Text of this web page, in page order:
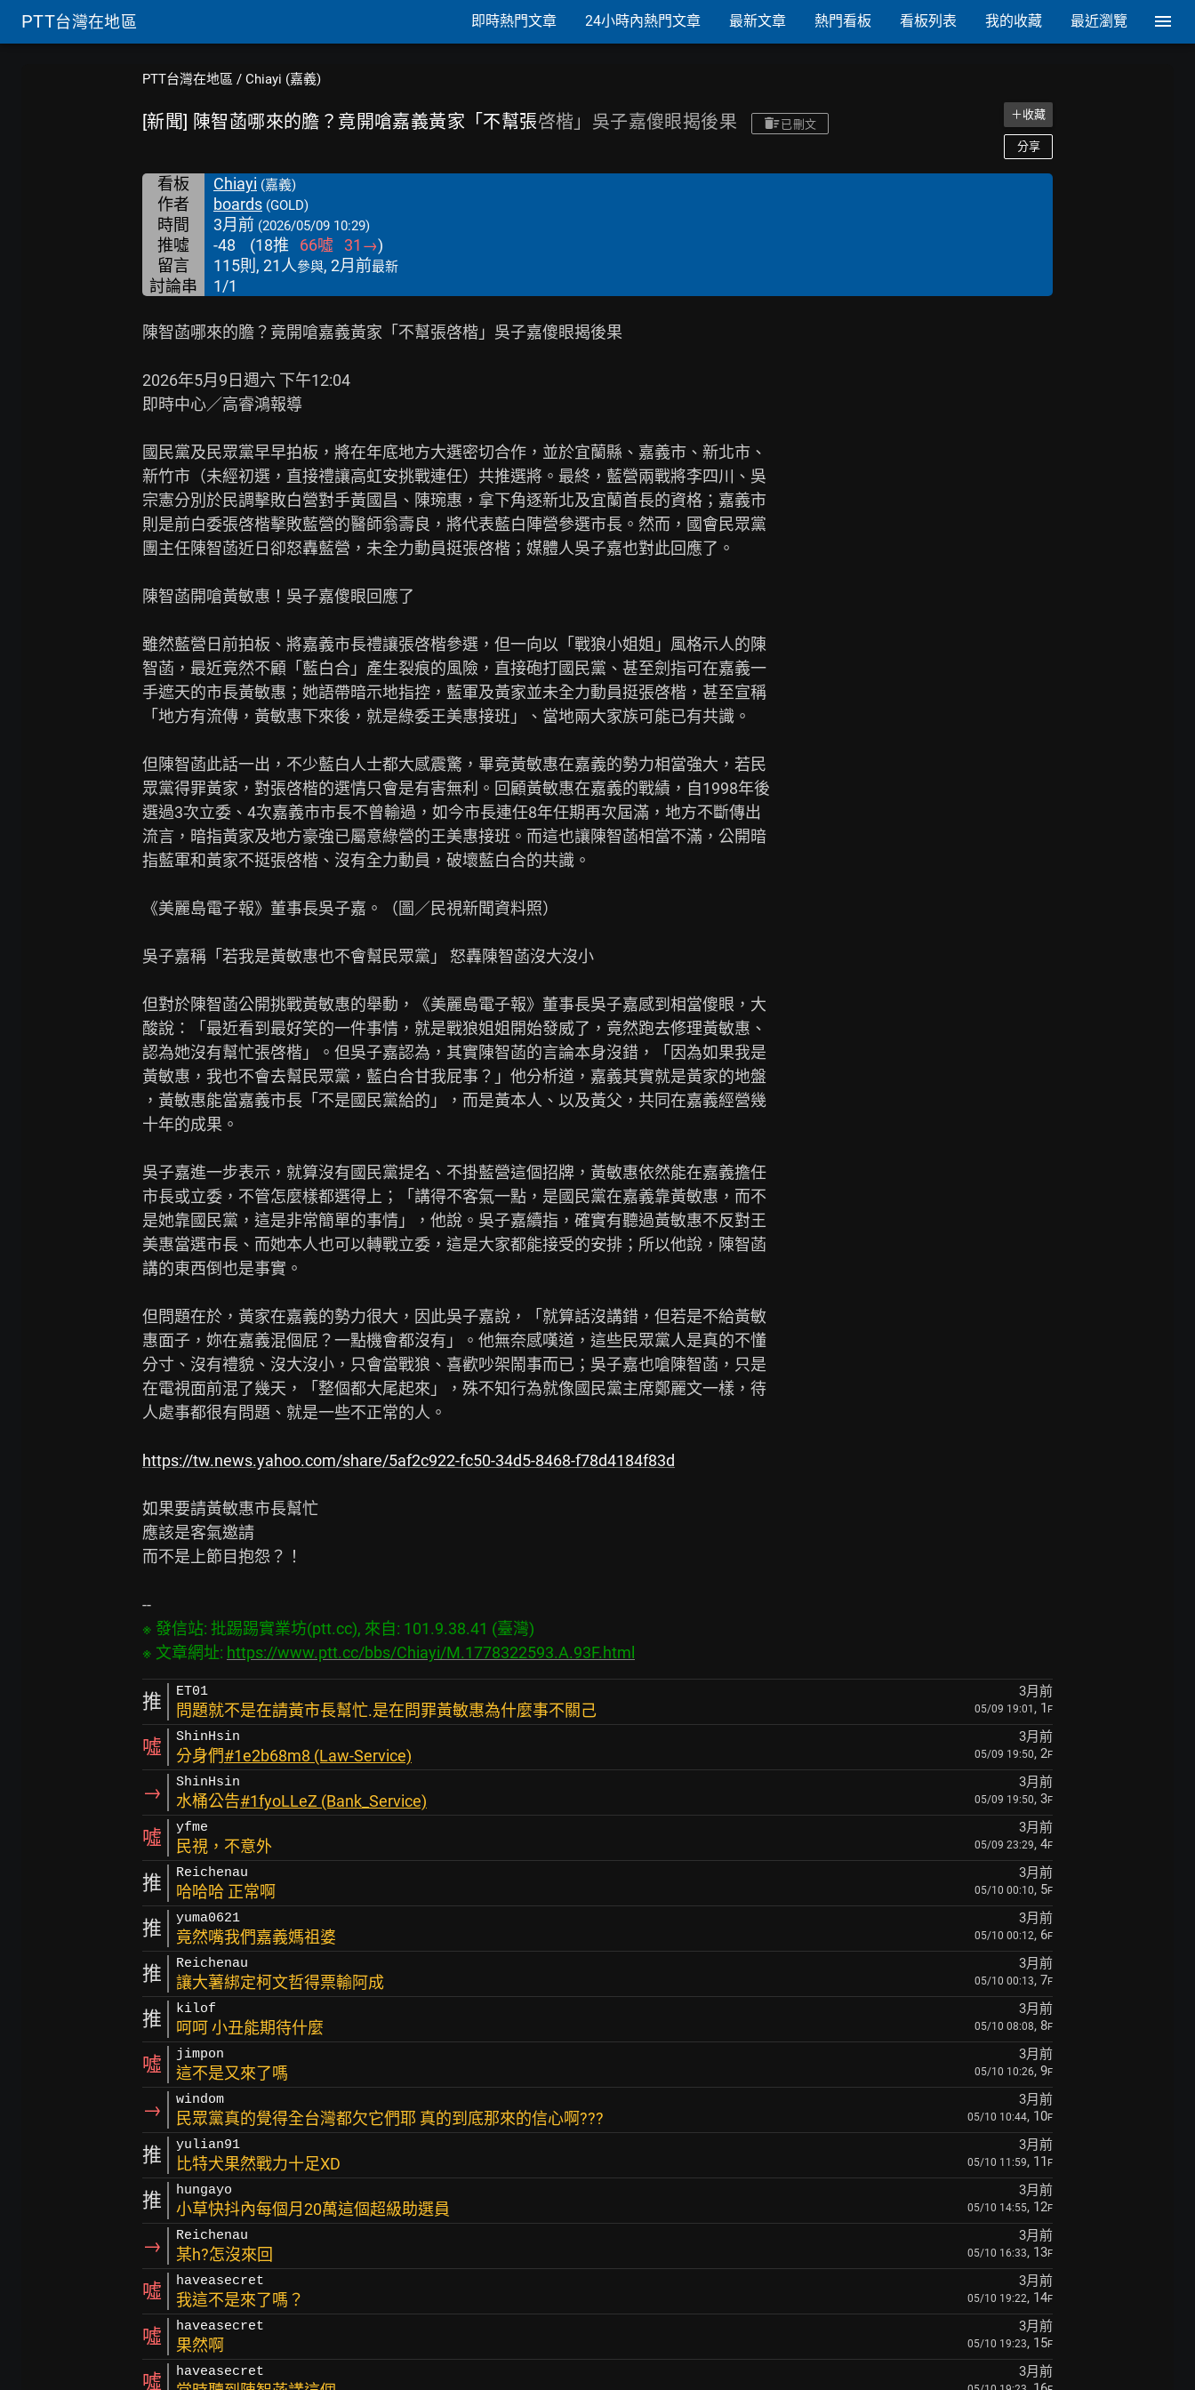
PTT台灣在地區 即時熱門文章 24小時內熱門文章 最新文章 熱門看板 看板列表 我的收藏 最近瀏覽
PTT台灣在地區 / Chiayi (嘉義)
[新聞] 陳智菡哪來的膽？竟開嗆嘉義黃家「不幫張啓楷」吳子嘉傻眼揭後果 已刪文
＋收藏
分享
看板 Chiayi (嘉義)
作者 boards (GOLD)
時間 3月前 (2026/05/09 10:29)
推噓 -48 (18推 66噓 31 →)
留言
115則, 21人參與, 2月前最新
討論串 1/1
陳智菡哪來的膽？竟開嗆嘉義黃家「不幫張啓楷」吳子嘉傻眼揭後果
2026年5月9日週六 下午12:04
即時中心／高睿鴻報導
國民黨及民眾黨早早拍板，將在年底地方大選密切合作，並於宜蘭縣、嘉義市、新北市、
新竹市（未經初選，直接禮讓高虹安挑戰連任）共推選將。最終，藍營兩戰將李四川、吳
宗憲分別於民調擊敗白營對手黃國昌、陳琬惠，拿下角逐新北及宜蘭首長的資格；嘉義市
則是前白委張啓楷擊敗藍營的醫師翁壽良，將代表藍白陣營參選市長。然而，國會民眾黨
團主任陳智菡近日卻怒轟藍營，未全力動員挺張啓楷；媒體人吳子嘉也對此回應了。
陳智菡開嗆黃敏惠！吳子嘉傻眼回應了
雖然藍營日前拍板、將嘉義市長禮讓張啓楷參選，但一向以「戰狼小姐姐」風格示人的陳
智菡，最近竟然不顧「藍白合」產生裂痕的風險，直接砲打國民黨、甚至劍指可在嘉義一
手遮天的市長黃敏惠；她語帶暗示地指控，藍軍及黃家並未全力動員挺張啓楷，甚至宣稱
「地方有流傳，黃敏惠下來後，就是綠委王美惠接班」、當地兩大家族可能已有共識。
但陳智菡此話一出，不少藍白人士都大感震驚，畢竟黃敏惠在嘉義的勢力相當強大，若民
眾黨得罪黃家，對張啓楷的選情只會是有害無利。回顧黃敏惠在嘉義的戰績，自1998年後
選過3次立委、4次嘉義市市長不曾輸過，如今市長連任8年任期再次屆滿，地方不斷傳出
流言，暗指黃家及地方豪強已屬意綠營的王美惠接班。而這也讓陳智菡相當不滿，公開暗
指藍軍和黃家不挺張啓楷、沒有全力動員，破壞藍白合的共識。
《美麗島電子報》董事長吳子嘉。（圖／民視新聞資料照）
吳子嘉稱「若我是黃敏惠也不會幫民眾黨」 怒轟陳智菡沒大沒小
但對於陳智菡公開挑戰黃敏惠的舉動，《美麗島電子報》董事長吳子嘉感到相當傻眼，大
酸說：「最近看到最好笑的一件事情，就是戰狼姐姐開始發威了，竟然跑去修理黃敏惠、
認為她沒有幫忙張啓楷」。但吳子嘉認為，其實陳智菡的言論本身沒錯，「因為如果我是
黃敏惠，我也不會去幫民眾黨，藍白合甘我屁事？」他分析道，嘉義其實就是黃家的地盤
，黃敏惠能當嘉義市長「不是國民黨給的」，而是黃本人、以及黃父，共同在嘉義經營幾
十年的成果。
吳子嘉進一步表示，就算沒有國民黨提名、不掛藍營這個招牌，黃敏惠依然能在嘉義擔任
市長或立委，不管怎麼樣都選得上；「講得不客氣一點，是國民黨在嘉義靠黃敏惠，而不
是她靠國民黨，這是非常簡單的事情」，他說。吳子嘉續指，確實有聽過黃敏惠不反對王
美惠當選市長、而她本人也可以轉戰立委，這是大家都能接受的安排；所以他說，陳智菡
講的東西倒也是事實。
但問題在於，黃家在嘉義的勢力很大，因此吳子嘉說，「就算話沒講錯，但若是不給黃敏
惠面子，妳在嘉義混個屁？一點機會都沒有」。他無奈感嘆道，這些民眾黨人是真的不懂
分寸、沒有禮貌、沒大沒小，只會當戰狼、喜歡吵架鬧事而已；吳子嘉也嗆陳智菡，只是
在電視面前混了幾天，「整個都大尾起來」，殊不知行為就像國民黨主席鄭麗文一樣，待
人處事都很有問題、就是一些不正常的人。
https://tw.news.yahoo.com/share/5af2c922-fc50-34d5-8468-f78d4184f83d
如果要請黃敏惠市長幫忙
應該是客氣邀請
而不是上節目抱怨？！
※ 發信站: 批踢踢實業坊(ptt.cc), 來自: 101.9.38.41 (臺灣)
※ 文章網址: https://www.ptt.cc/bbs/Chiayi/M.1778322593.A.93F.html
推 ET01 3月前
問題就不是在請黃市長幫忙.是在問罪黃敏惠為什麼事不關己 05/09 19:01 , 1 F
噓 ShinHsin 3月前
分身們#1e2b68m8 (Law-Service) 05/09 19:50, 2F
→ ShinHsin 3月前
水桶公告#1fyoLLeZ (Bank_Service) 05/09 19:50, 3F
噓 yfme 3月前
民視，不意外 05/09 23:29, 4F
推 Reichenau 3月前
哈哈哈 正常啊 05/10 00:10, 5F
推 yuma0621 3月前
竟然嘴我們嘉義媽祖婆 05/10 00:12, 6F
推 Reichenau 3月前
讓大薯綁定柯文哲得票輸阿成 05/10 00:13, 7F
推 kilof 3月前
呵呵 小丑能期待什麼 05/10 08:08, 8F
噓 jimpon 3月前
這不是又來了嗎 05/10 10:26, 9F
→ windom 3月前
民眾黨真的覺得全台灣都欠它們耶 真的到底那來的信心啊??? 05/10 10:44, 10F
推 yulian91 3月前
比特犬果然戰力十足XD 05/10 11:59, 11 F
推 hungayo 3月前
小草快抖內每個月20萬這個超級助選員 05/10 14:55, 12F
→ Reichenau 3月前
某h?怎沒來回 05/10 16:33, 13F
噓 haveasecret 3月前
我這不是來了嗎？ 05/10 19:22, 14F
噓 haveasecret 3月前
果然啊 05/10 19:23, 15F
噓 haveasecret 3月前